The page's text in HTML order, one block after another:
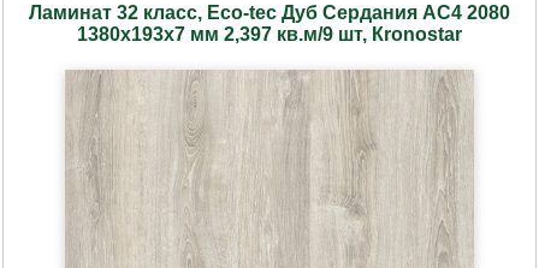
Ламинат 32 класс, Eco-tec Дуб Сердания AC4 2080
1380x193x7 мм 2,397 кв.м/9 шт, Кronostar